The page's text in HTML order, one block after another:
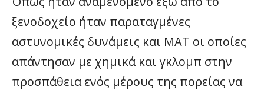
ξενοδοχείο ήταν παραταγμένες
αστυνομικές δυνάμεις και ΜΑΤ οι οποίες
απάντησαν με χημικά και γκλομπ στην
προσπάθεια ενός μέρους της πορείας να